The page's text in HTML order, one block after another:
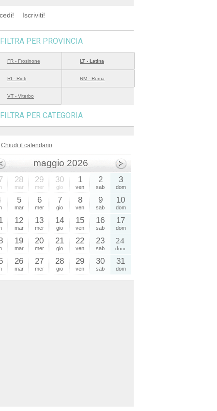
Iscriviti!
FILTRA PER PROVINCIA
FR - Frosinone LT - Latina
RI - Rieti RM - Roma
VT - Viterbo
FILTRA PER CATEGORIA
Chiudi il calendario
maggio 2026
28
mar
29
mer
30
gio
1
ven
2
sab
3
dom
5
mar
6
mer
7
gio
8
ven
9
sab
10
dom
12
mar
13
mer
14
gio
15
ven
16
sab
17
dom
19
mar
20
mer
21
gio
22
ven
23
sab
24
dom
26
mar
27
mer
28
gio
29
ven
30
sab
31
dom